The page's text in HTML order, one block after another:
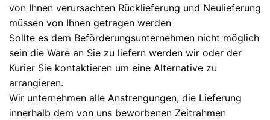
von Ihnen verursachten Rücklieferung und Neulieferung
müssen von Ihnen getragen werden
Sollte es dem Beförderungsunternehmen nicht möglich
sein die Ware an Sie zu liefern werden wir oder der
Kurier Sie kontaktieren um eine Alternative zu
arrangieren.
Wir unternehmen alle Anstrengungen, die Lieferung
innerhalb dem von uns beworbenen Zeitrahmen